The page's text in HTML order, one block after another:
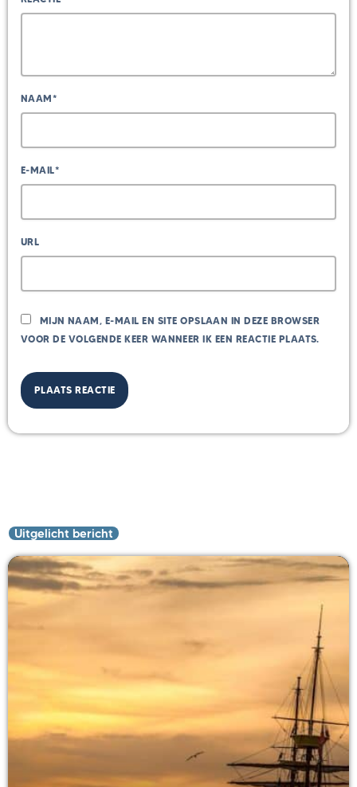
NAAM*
E-MAIL*
URL
MIJN NAAM, E-MAIL EN SITE OPSLAAN IN DEZE BROWSER
VOOR DE VOLGENDE KEER WANNEER IK EEN REACTIE PLAATS.
Uitgelicht bericht